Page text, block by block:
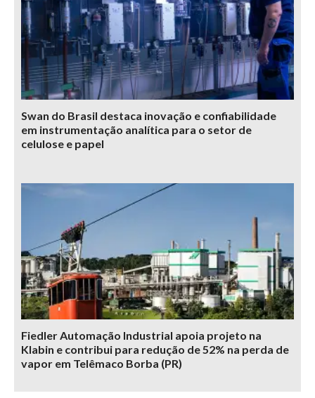
Swan do Brasil destaca inovação e confiabilidade
em instrumentação analítica para o setor de
celulose e papel
Fiedler Automação Industrial apoia projeto na
Klabin e contribui para redução de 52% na perda de
vapor em Telêmaco Borba (PR)